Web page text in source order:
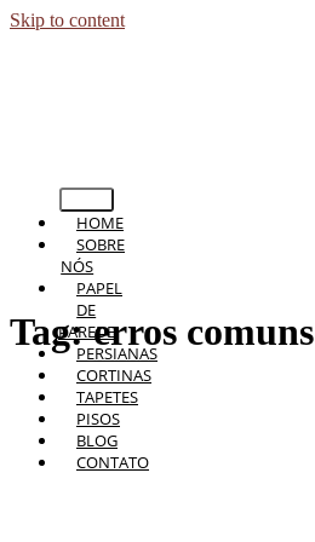
Skip to content
HOME
SOBRE
NÓS
PAPEL
DE
PAREDE
PERSIANAS
CORTINAS
TAPETES
PISOS
BLOG
CONTATO
Tag:erros comuns